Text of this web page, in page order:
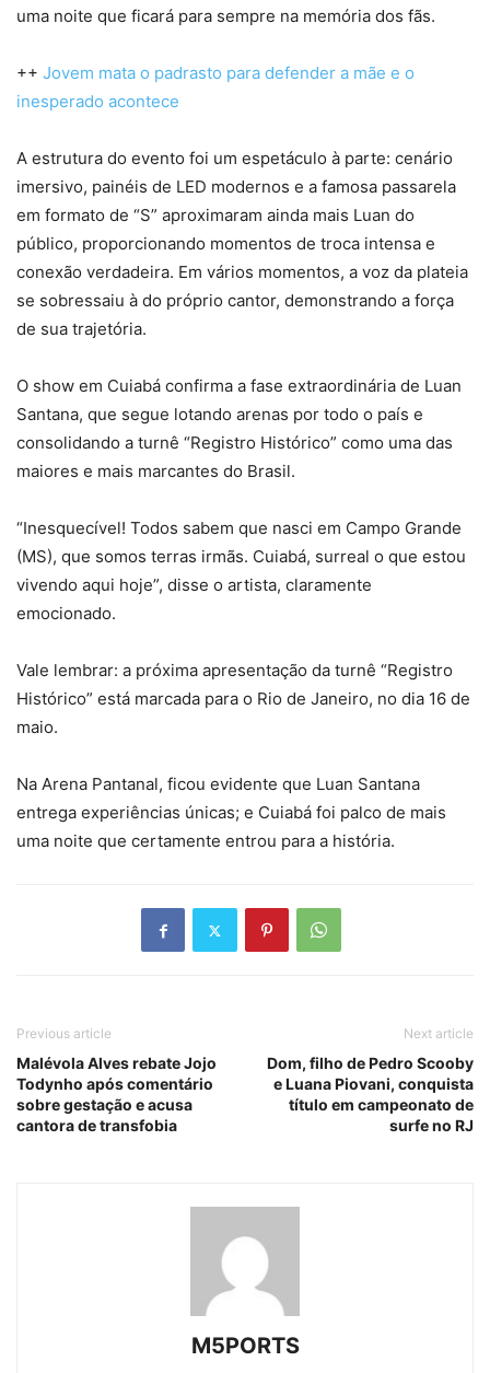
uma noite que ficará para sempre na memória dos fãs.
++ Jovem mata o padrasto para defender a mãe e o
inesperado acontece
A estrutura do evento foi um espetáculo à parte: cenário
imersivo, painéis de LED modernos e a famosa passarela
em formato de “S” aproximaram ainda mais Luan do
público, proporcionando momentos de troca intensa e
conexão verdadeira. Em vários momentos, a voz da plateia
se sobressaiu à do próprio cantor, demonstrando a força
de sua trajetória.
O show em Cuiabá confirma a fase extraordinária de Luan
Santana, que segue lotando arenas por todo o país e
consolidando a turnê “Registro Histórico” como uma das
maiores e mais marcantes do Brasil.
“Inesquecível! Todos sabem que nasci em Campo Grande
(MS), que somos terras irmãs. Cuiabá, surreal o que estou
vivendo aqui hoje”, disse o artista, claramente
emocionado.
Vale lembrar: a próxima apresentação da turnê “Registro
Histórico” está marcada para o Rio de Janeiro, no dia 16 de
maio.
Na Arena Pantanal, ficou evidente que Luan Santana
entrega experiências únicas; e Cuiabá foi palco de mais
uma noite que certamente entrou para a história.
Previous article
Malévola Alves rebate Jojo
Todynho após comentário
sobre gestação e acusa
cantora de transfobia
Next article
Dom, filho de Pedro Scooby
e Luana Piovani, conquista
título em campeonato de
surfe no RJ
M5PORTS